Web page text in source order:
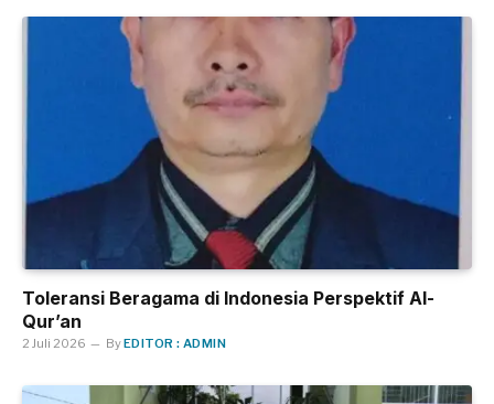
Toleransi Beragama di Indonesia Perspektif Al-
Qur’an
2 Juli 2026 ByEDITOR : ADMIN